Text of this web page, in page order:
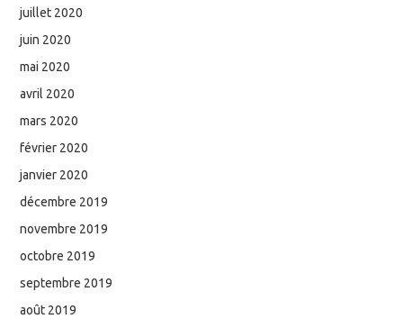
juillet 2020
juin 2020
mai 2020
avril 2020
mars 2020
février 2020
janvier 2020
décembre 2019
novembre 2019
octobre 2019
septembre 2019
août 2019